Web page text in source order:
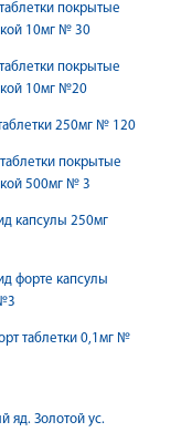
покрытые
10мг № 30
покрытые
10мг №20
250мг № 120
покрытые
500мг № 3
капсулы 250мг
форте капсулы
таблетки 0,1мг №
яд. Золотой ус.